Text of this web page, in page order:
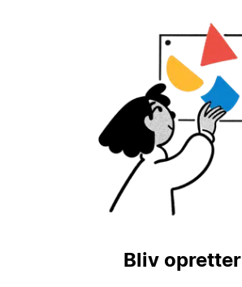
Bliv opretter